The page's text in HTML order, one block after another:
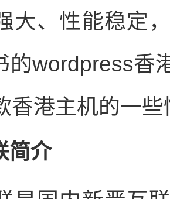
大、性能稳定
的wordpress香
香港主机的一些
简介